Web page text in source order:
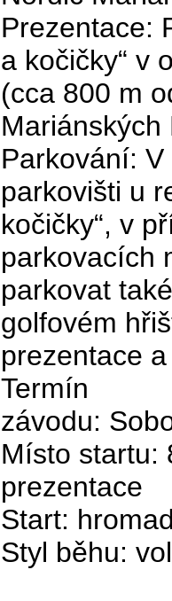
Prezentace:
a kočičky“ v
(cca 800 m
Parkování:
parkovišti u
kočičky“, v
parkovacích
parkovat
golfovém
prezentace
Termín
závodu:
Místo startu:
prezentace
Start:
Styl běhu: